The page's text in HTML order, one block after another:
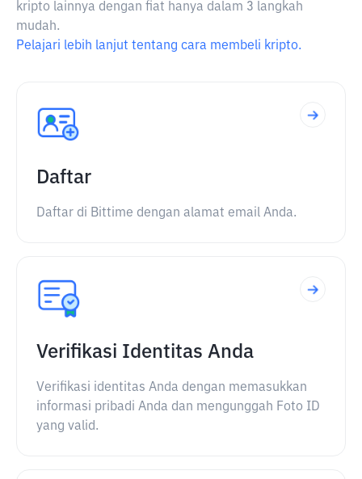
kripto lainnya dengan fiat hanya dalam 3 langkah
mudah.
Pelajari lebih lanjut tentang cara membeli kripto.
Daftar
Daftar di Bittime dengan alamat email Anda.
Verifikasi Identitas Anda
Verifikasi identitas Anda dengan memasukkan
informasi pribadi Anda dan mengunggah Foto ID
yang valid.